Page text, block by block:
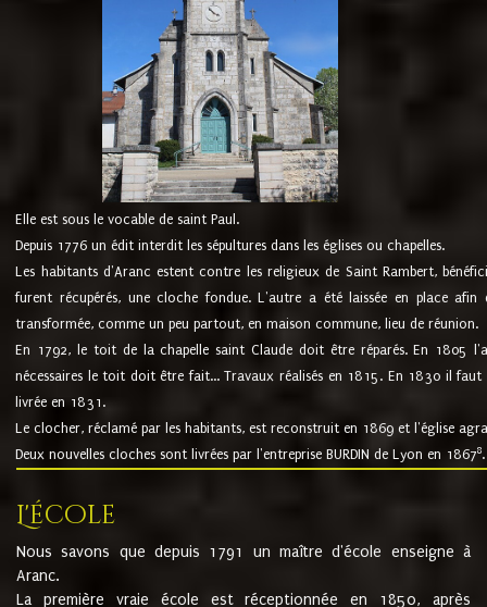
Elle est sous le vocable de saint Paul.
Depuis 1776 un édit interdit les sépultures dans les églises ou chapelles.
Les habitants d'Aranc estent contre les religieux de Saint Rambert,
furent récupérés, une cloche fondue. L'autre a été laissée en place
transformée, comme un peu partout, en maison commune, lieu de réunion.
En 1792, le toit de la chapelle saint Claude doit être réparés. En 1805
nécessaires le toit doit être fait... Travaux réalisés en 1815. En 1830 il
livrée en 1831.
Le clocher, réclamé par les habitants, est reconstruit en 1869 et l'église
Deux nouvelles cloches sont livrées par l'entreprise BURDIN de Lyon en 18678.
L'école
Nous savons que depuis 1791 un maître d'école enseigne à
Aranc.
La première vraie école est réceptionnée en 1850, après